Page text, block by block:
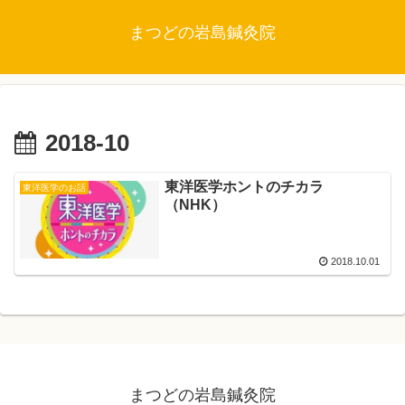
まつどの岩島鍼灸院
2018-10
東洋医学のお話
東洋医学ホントのチカラ
（NHK）
2018.10.01
まつどの岩島鍼灸院